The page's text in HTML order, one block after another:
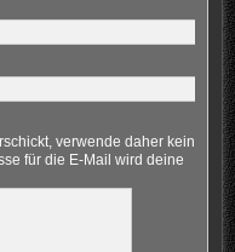
verwende daher kein
für die E-Mail wird deine